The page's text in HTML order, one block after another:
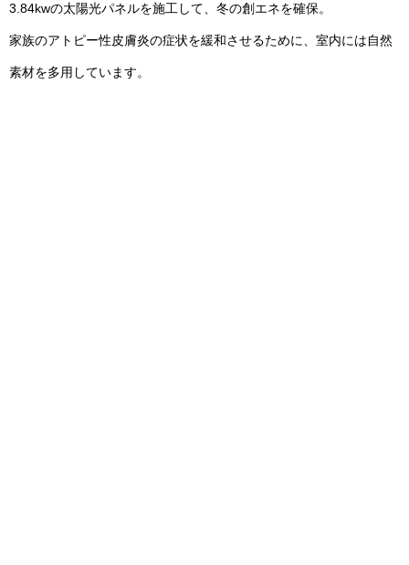
3.84kwの太陽光パネルを施工して、冬の創エネを確保。
家族のアトピー性皮膚炎の症状を緩和させるために、室内には自然
素材を多用しています。